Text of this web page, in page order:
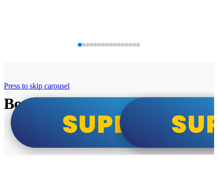
Bosch super cene
Press to skip carousel